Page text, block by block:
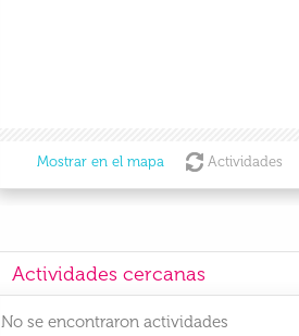
Mostrar en el mapa Actividades
Actividades cercanas
No se encontraron actividades